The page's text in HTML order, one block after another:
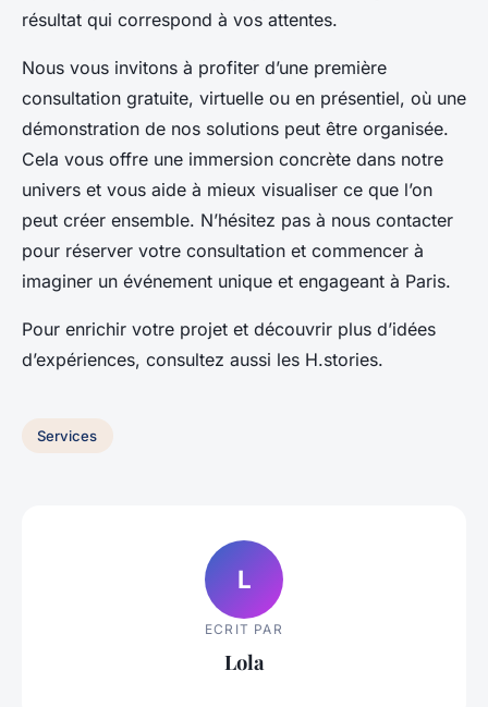
résultat qui correspond à vos attentes.
Nous vous invitons à profiter d’une première
consultation gratuite, virtuelle ou en présentiel, où une
démonstration de nos solutions peut être organisée.
Cela vous offre une immersion concrète dans notre
univers et vous aide à mieux visualiser ce que l’on
peut créer ensemble. N’hésitez pas à nous contacter
pour réserver votre consultation et commencer à
imaginer un événement unique et engageant à Paris.
Pour enrichir votre projet et découvrir plus d’idées
d’expériences, consultez aussi les H.stories.
Services
L
ECRIT PAR
Lola